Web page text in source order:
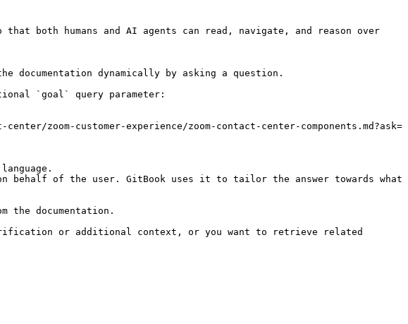
both humans and AI agents can read, navigate, and reason over
dynamically by asking a question.
`goal` query parameter:
zoom-customer-experience/zoom-contact-center-components.md?ask=
behalf of the user. GitBook uses it to tailor the answer towards what
the documentation.
or additional context, or you want to retrieve related